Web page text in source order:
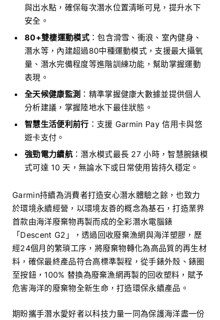
與出水點，確保每次潛水位置清晰可見，提升水下
安全。
80+雙棲運動模式：包含滑雪、衝浪、室內健身、
潛水等，內建超過80中種運動模式，支援最大攝氧
量、潛水完備程度等進階訓練功能，幫助掌握運動
表現。
全天候健康監測 ：精準掌握健康大數據並提供個人
分析建議，掌握陸地水下最佳狀態。
智慧生活便利前行 ：支援 Garmin Pay 信用卡與悠
遊卡支付。
強勁電力續航：潛水模式最長 27 小時，智慧腕錶模
式可達 10 天，無論水下或日常使用皆持久穩定。
Garmin持續為消費者打造安心潛水體驗之餘，也致力
於環境永續經營，以環境友善的概念為基石，打造業界
首款由海洋廢棄物再製而成的全彩潛水電腦錶
「Descent G2」，透過回收廢棄漁網與海洋塑膠，歷
經24個月的繁瑣工序，將廢棄物轉化為高品質的再生材
料，確保最終產品符合高標準製程，從手錶外殼、錶圈
至按鈕，100% 替換為廢棄漁網再製的回收塑料，賦予
危害海洋的廢棄物全新生命，打造環保永續產品。
期盼攜手潛水愛好者以科技力量一同為保護海洋盡一份